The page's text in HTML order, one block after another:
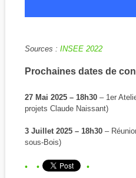
Sources : INSEE 2022
Prochaines dates de
27 Mai 2025 – 18h30– 1er
projets Claude Naissant)
3 Juillet 2025 – 18h30–
sous-Bois)